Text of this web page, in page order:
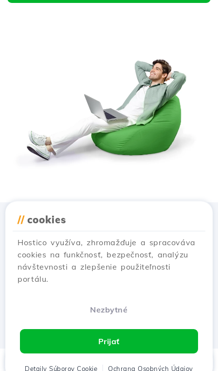
// cookies
Hostico využíva, zhromažďuje a spracováva
cookies na funkčnosť, bezpečnosť, analýzu
návštevnosti a zlepšenie použiteľnosti
portálu.
Nezbytné
Prijať
Detaily Súborov Cookie Ochrana Osobných Údajov
Domov Klient Košík Chat Menu
Stiahnuť aplikáciu